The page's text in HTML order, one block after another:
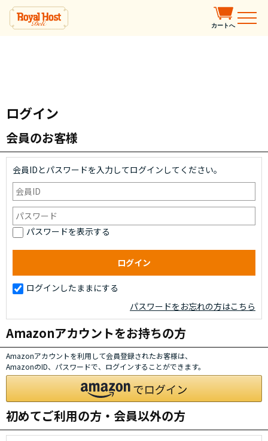
カートへ
ログイン
会員のお客様
会員IDとパスワードを入力してログインしてください。
パスワードを表示する
ログインしたままにする
パスワードをお忘れの方はこちら
Amazonアカウントをお持ちの方
Amazonアカウントを利用して会員登録されたお客様は、
AmazonのID、パスワードで、ログインすることができます。
初めてご利用の方・会員以外の方